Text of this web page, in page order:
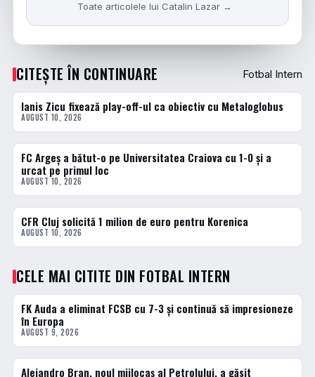
Toate articolele lui Catalin Lazar →
CITEȘTE ÎN CONTINUARE Fotbal Intern
FOTBAL INTERN
Ianis Zicu fixează play-off-ul ca obiectiv cu Metaloglobus
AUGUST 10, 2026
FOTBAL INTERN
FC Argeș a bătut-o pe Universitatea Craiova cu 1-0 și a
urcat pe primul loc
AUGUST 10, 2026
FOTBAL INTERN
CFR Cluj solicită 1 milion de euro pentru Korenica
AUGUST 10, 2026
CELE MAI CITITE DIN FOTBAL INTERN
1 · TOP
FK Auda a eliminat FCSB cu 7-3 și continuă să impresioneze
în Europa
AUGUST 9, 2026
2 · TOP
Alejandro Bran, noul mijlocaș al Petrolului, a găsit